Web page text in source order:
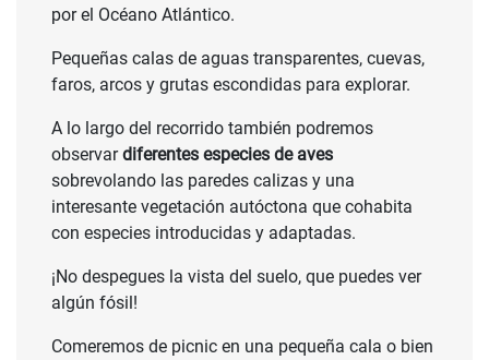
por el Océano Atlántico.
Pequeñas calas de aguas transparentes, cuevas,
faros, arcos y grutas escondidas para explorar.
A lo largo del recorrido también podremos
observardiferentes especies de aves
sobrevolando las paredes calizas y una
interesante vegetación autóctona que cohabita
con especies introducidas y adaptadas.
¡No despegues la vista del suelo, que puedes ver
algún fósil!
Comeremos de picnic en una pequeña cala o bien